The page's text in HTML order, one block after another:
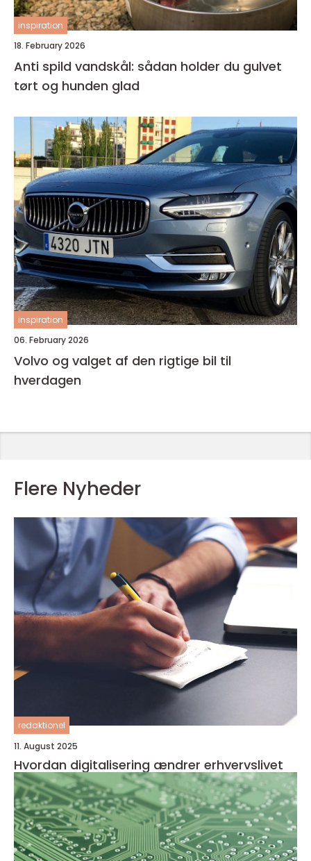
inspiration
18. February 2026
Anti spild vandskål: sådan holder du gulvet
tørt og hunden glad
inspiration
06. February 2026
Volvo og valget af den rigtige bil til
hverdagen
Flere Nyheder
redaktionel
11. August 2025
Hvordan digitalisering ændrer erhvervslivet